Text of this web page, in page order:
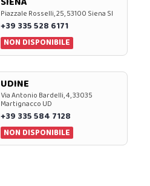
Piazzale Rosselli, 25, 53100 Siena SI
+39 335 528 6171
NON DISPONIBILE
UDINE
Via Antonio Bardelli, 4, 33035
Martignacco UD
+39 335 584 7128
NON DISPONIBILE